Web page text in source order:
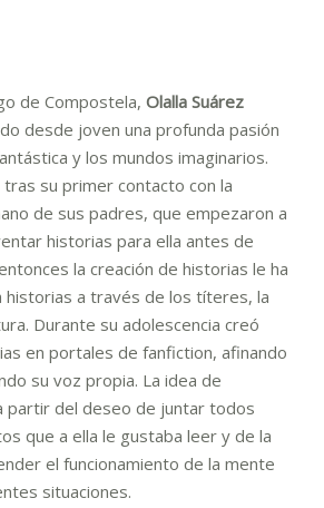
de Compostela, Olalla Suárez
desde joven una profunda pasión
y los mundos imaginarios.
su primer contacto con la
de sus padres, que empezaron a
historias para ella antes de
la creación de historias le ha
historias a través de los títeres, la
Durante su adolescencia creó
en portales de fanfiction, afinando
su voz propia. La idea de
partir del deseo de juntar todos
que a ella le gustaba leer y de la
el funcionamiento de la mente
situaciones.